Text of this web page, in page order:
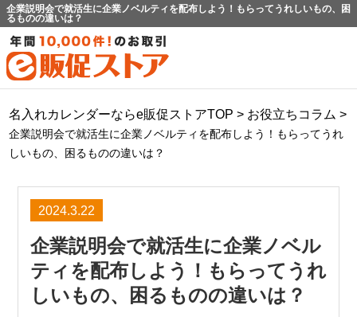
企業説明会で就活生に企業ノベルティを配布しよう！もらってうれしいもの、困
るものの違いは？
名入れカレンダーならe販促ストアTOP > お役立ちコラム >
企業説明会で就活生に企業ノベルティを配布しよう！もらってうれ
しいもの、困るものの違いは？
2024.3.22
企業説明会で就活生に企業ノベル
ティを配布しよう！もらってうれ
しいもの、困るものの違いは？